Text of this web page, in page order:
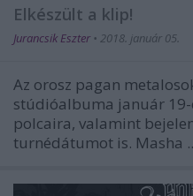
Elkészült a klip!
Jurancsik Eszter • 2018. január 05.
Az orosz pagan
stúdióalbuma január
polcaira, valamint
turnédátumot is. Masha